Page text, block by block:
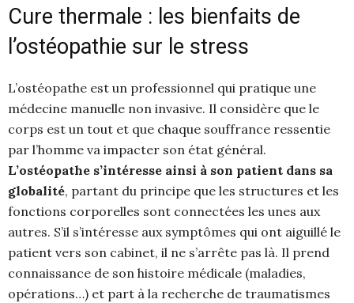
Cure thermale : les bienfaits de
l’ostéopathie sur le stress
L’ostéopathe est un professionnel qui pratique une
médecine manuelle non invasive. Il considère que le
corps est un tout et que chaque souffrance ressentie
par l’homme va impacter son état général.
L’ostéopathe s’intéresse ainsi à son patient dans sa
globalité, partant du principe que les structures et les
fonctions corporelles sont connectées les unes aux
autres. S’il s’intéresse aux symptômes qui ont aiguillé le
patient vers son cabinet, il ne s’arrête pas là. Il prend
connaissance de son histoire médicale (maladies,
opérations…) et part à la recherche de traumatismes